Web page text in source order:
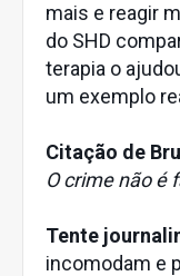
mais e reagir
do SHD
terapia o
um exemplo
Citação de
O crime não é
Tente
incomodam e